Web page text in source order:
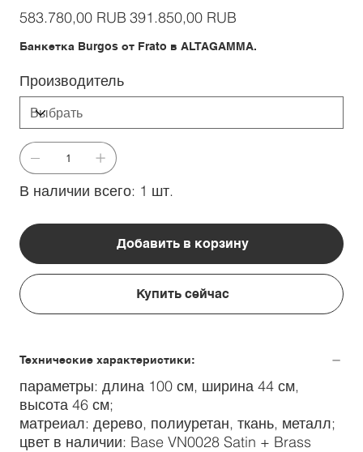
Первоначальная
цена
583.780,00 RUB Спеццена
391.850,00 RUB
Банкетка Burgos от Frato в ALTAGAMMA.
Производитель
В наличии всего: 1 шт.
Добавить в корзину
Купить сейчас
Технические характеристики:
параметры: длина 100 см, ширина 44 см,
высота 46 см;
матреиал: дерево, полиуретан, ткань, металл;
цвет в наличии: Base VN0028 Satin + Brass